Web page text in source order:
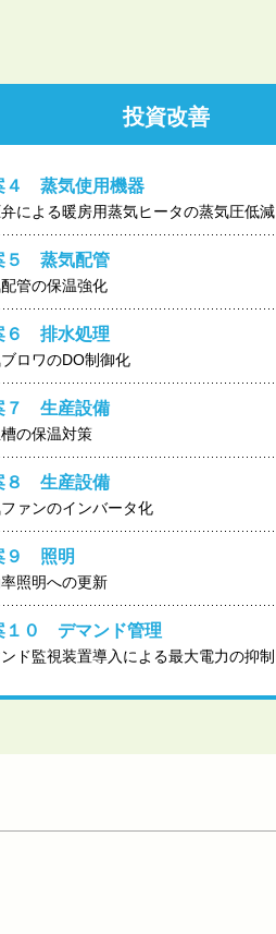
投資改善
４ 蒸気使用機器
による暖房用蒸気ヒータの蒸気圧低減
５ 蒸気配管
管の保温強化
６ 排水処理
ロワのDO制御化
７ 生産設備
の保温対策
８ 生産設備
ァンのインバータ化
９ 照明
照明への更新
１０ デマンド管理
ド監視装置導入による最大電力の抑制